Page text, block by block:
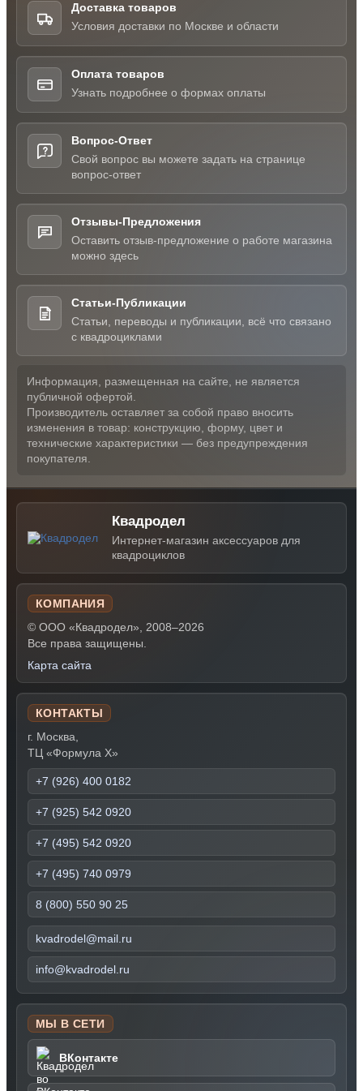
Доставка товаров
Условия доставки по Москве и области
Оплата товаров
Узнать подробнее о формах оплаты
Вопрос-Ответ
Свой вопрос вы можете задать на странице
вопрос-ответ
Отзывы-Предложения
Оставить отзыв-предложение о работе магазина
можно здесь
Статьи-Публикации
Статьи, переводы и публикации, всё что связано
с квадроциклами
Информация, размещенная на сайте, не является
публичной офертой.
Производитель оставляет за собой право вносить
изменения в товар: конструкцию, форму, цвет и
технические характеристики — без предупреждения
покупателя.
Квадродел
Интернет-магазин аксессуаров для
квадроциклов
КОМПАНИЯ
© ООО «Квадродел», 2008–2026
Все права защищены.
Карта сайта
КОНТАКТЫ
г. Москва,
ТЦ «Формула Х»
+7 (926) 400 0182
+7 (925) 542 0920
+7 (495) 542 0920
+7 (495) 740 0979
8 (800) 550 90 25
kvadrodel@mail.ru
info@kvadrodel.ru
МЫ В СЕТИ
ВКонтакте